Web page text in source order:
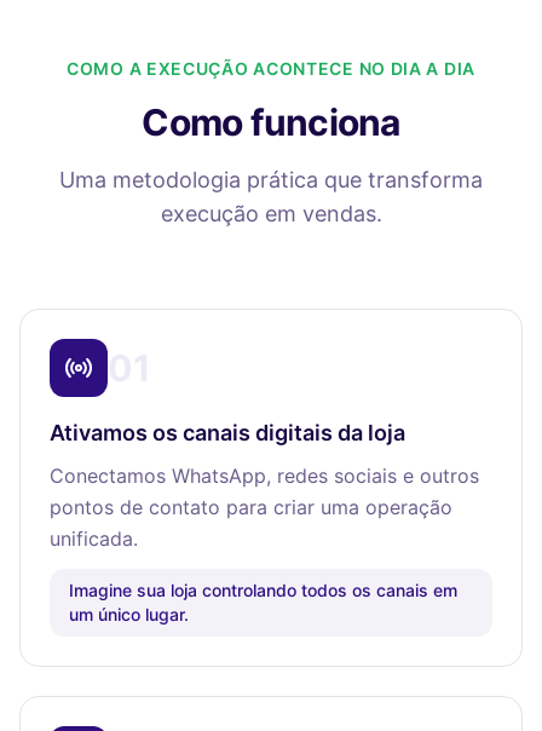
COMO A EXECUÇÃO ACONTECE NO DIA A DIA
Como funciona
Uma metodologia prática que transforma
execução em vendas.
Ativamos os canais digitais da loja
Conectamos WhatsApp, redes sociais e outros
pontos de contato para criar uma operação
unificada.
Imagine sua loja controlando todos os canais em
um único lugar.